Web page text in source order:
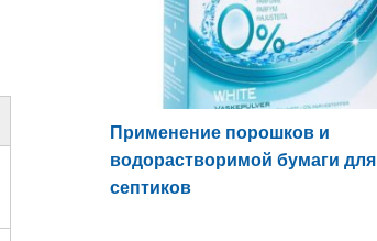
Применение порошков и
водорастворимой бумаги для
септиков